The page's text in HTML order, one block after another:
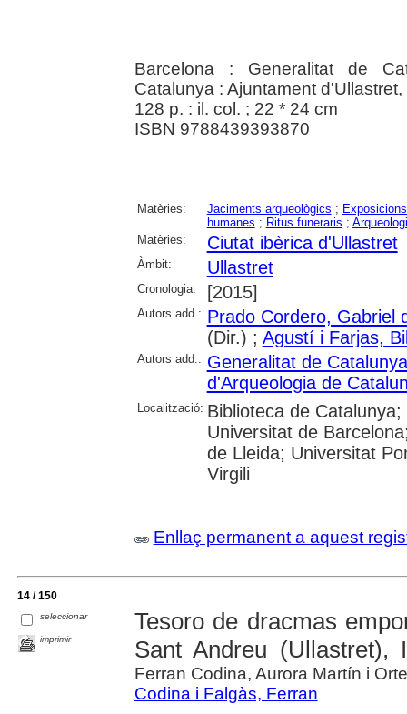
Barcelona : Generalitat de
Catalunya : Ajuntament
128 p. : il. col. ; 22 * 24 cm
ISBN 9788439393870
Matèries: Jaciments arqueològics ;
humanes ; Ritus funeraris ;
Matèries:
Ciutat ibèrica d'Ullastret
Àmbit: Ullastret
Cronologia: [2015]
Autors add.: Prado Cordero, Gabriel
(Dir.) ; Agustí i Farjas,
Autors add.: Generalitat de Catalunya
d'Arqueologia de
Localització: Biblioteca de
Universitat de
de Lleida; Universitat
Virgili
Enllaç permanent a aquest
14 / 150
seleccionar
imprimir
Tesoro de dracmas
Sant Andreu (Ullastret),
Ferran Codina, Aurora Martín i
Codina i Falgàs, Ferran